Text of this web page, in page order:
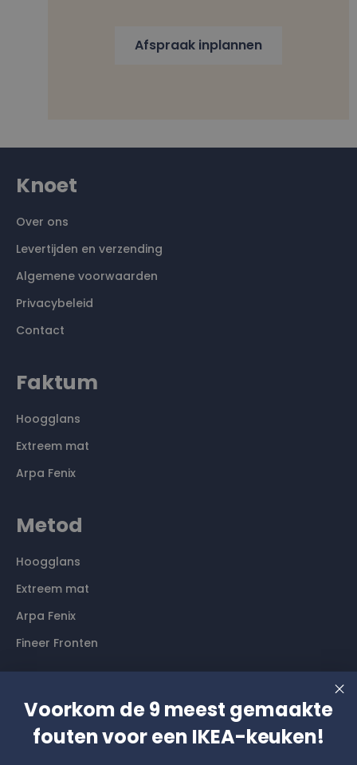
Afspraak inplannen
Knoet
Over ons
Levertijden en verzending
Algemene voorwaarden
Privacybeleid
Contact
Faktum
Hoogglans
Extreem mat
Arpa Fenix
Metod
Hoogglans
Extreem mat
Arpa Fenix
Fineer Fronten
Contact
Langs komen? Graag even een afspraak maken. Dan
Voorkom de 9 meest gemaakte
fouten voor een IKEA-keuken!